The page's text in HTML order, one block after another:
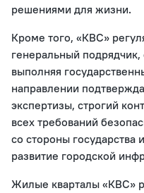
решениями для жизни.
Кроме того, «КВС»
генеральный подрядчик,
выполняя
направлении
экспертизы, строгий
всех требований
со стороны государства
развитие городской
Жилые кварталы «КВС»